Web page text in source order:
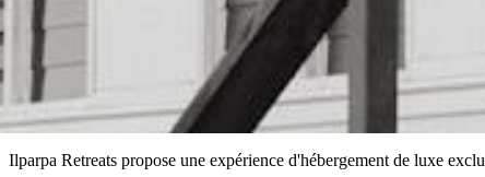
Ilparpa Retreats propose une expérience d'hébergement de luxe